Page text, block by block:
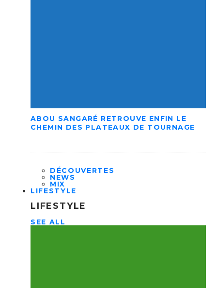
ABOU SANGARÉ RETROUVE ENFIN LE
CHEMIN DES PLATEAUX DE TOURNAGE
DÉCOUVERTES
NEWS
MIX
LIFESTYLE
LIFESTYLE
SEE ALL